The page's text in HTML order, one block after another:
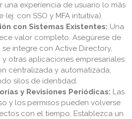
una experiencia de usuario lo más
con SSO y MFA intuitiva).
con Sistemas Existentes: Una
valor completo. Asegúrese de
integre con Active Directory,
y otras aplicaciones empresariales
centralizada y automatizada,
silos de identidad.
y Revisiones Periódicas: Las
y los permisos pueden volverse
con el tiempo. Establezca un